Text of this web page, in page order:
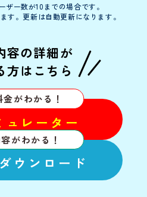
ー数が10までの場合です。
す。更新は自動更新になります。
容の詳細が
方はこちら
がわかる！
ュレーター
がわかる！
ウンロード